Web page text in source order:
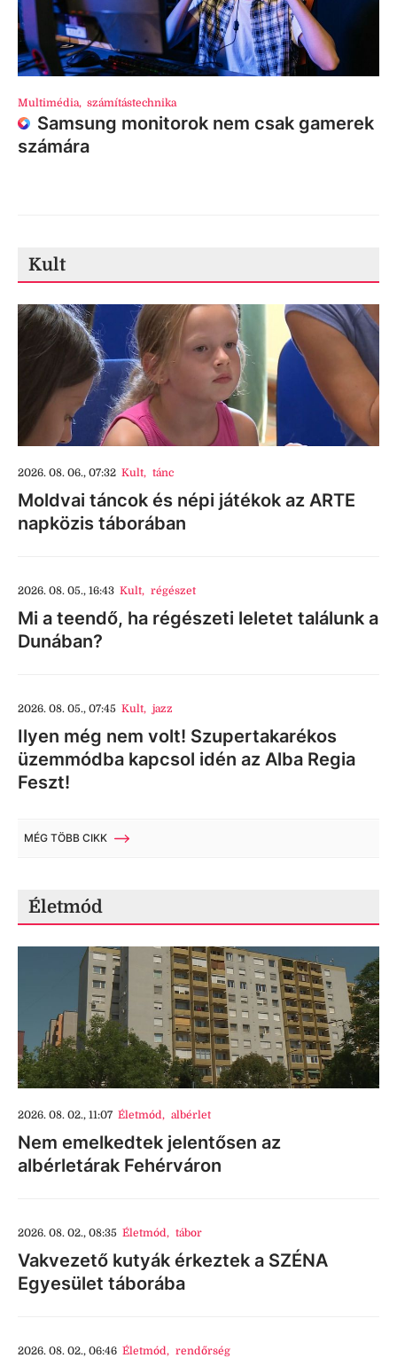
Multimédia, számítástechnika
Samsung monitorok nem csak gamerek
számára
Kult
2026. 08. 06., 07:32 Kult, tánc
Moldvai táncok és népi játékok az ARTE
napközis táborában
2026. 08. 05., 16:43 Kult, régészet
Mi a teendő, ha régészeti leletet találunk a
Dunában?
2026. 08. 05., 07:45 Kult, jazz
Ilyen még nem volt! Szupertakarékos
üzemmódba kapcsol idén az Alba Regia
Feszt!
MÉG TÖBB CIKK
Életmód
2026. 08. 02., 11:07 Életmód, albérlet
Nem emelkedtek jelentősen az
albérletárak Fehérváron
2026. 08. 02., 08:35 Életmód, tábor
Vakvezető kutyák érkeztek a SZÉNA
Egyesület táborába
2026. 08. 02., 06:46 Életmód, rendőrség